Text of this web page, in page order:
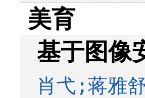
美育
基于图像
肖弋;蒋雅